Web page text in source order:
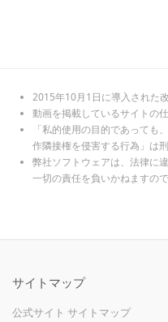
2015年10月1日に導入された
動画を掲載しているサイトの
「私的使用の目的であって
作隣接権を侵害する行為」は
弊社ソフトウェアは、法律に
一切の責任を負いかねますの
サイトマップ
公式サイト サイトマップ